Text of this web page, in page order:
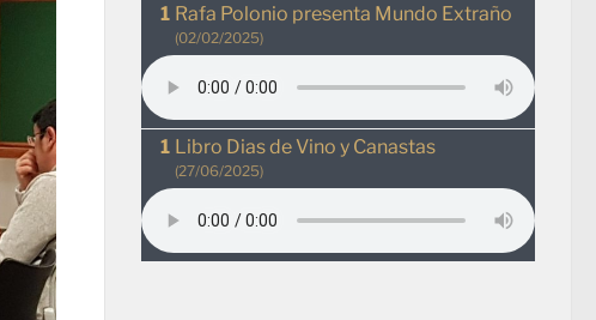
Rafa Polonio presenta Mundo Extraño
(02/02/2025)
Libro Dias de Vino y Canastas
(27/06/2025)